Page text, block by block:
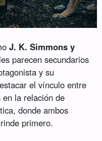
J. K. Simmons y
parecen secundarios
y su
el vínculo entre
la relación de
donde ambos
primero.